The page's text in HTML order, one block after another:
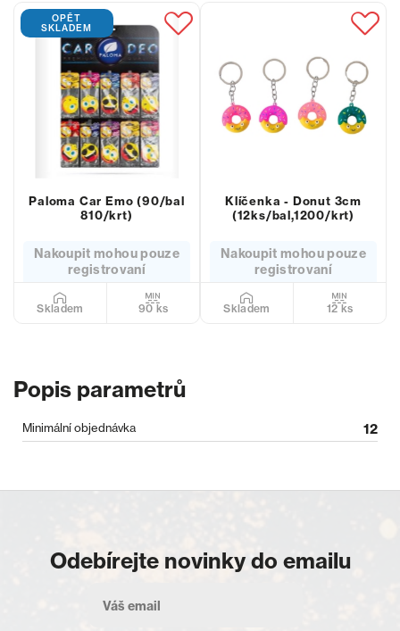
OPĚT
SKLADEM
Paloma Car Emo (90/bal
810/krt)
Nakoupit mohou pouze
registrovaní
Skladem 90 ks
Klíčenka - Donut 3cm
(12ks/bal,1200/krt)
Nakoupit mohou pouze
registrovaní
Skladem 12 ks
Popis parametrů
Minimální objednávka 12
Odebírejte novinky do emailu